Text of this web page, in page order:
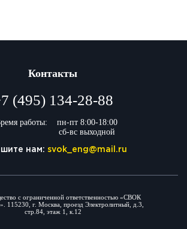
Контакты
(495) 134-28-88
работы:
пн-пт 8:00-18:00
сб-вс выходной
нам: svok_eng@mail.ru
с ограниченной ответственностью «СВОК
115230, г. Москва, проезд Электролитный, д.3,
стр.84, этаж 1, к.12